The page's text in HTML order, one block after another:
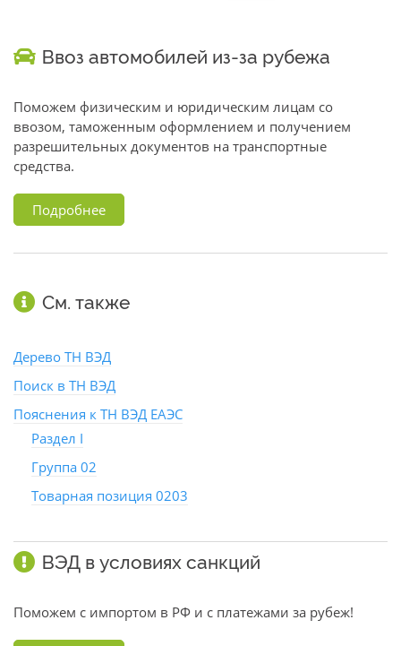
Ввоз автомобилей из-за рубежа
Поможем физическим и юридическим лицам со
ввозом, таможенным оформлением и получением
разрешительных документов на транспортные
средства.
Подробнее
См. также
Дерево ТН ВЭД
Поиск в ТН ВЭД
Пояснения к ТН ВЭД ЕАЭС
Раздел I
Группа 02
Товарная позиция 0203
ВЭД в условиях санкций
Поможем с импортом в РФ и с платежами за рубеж!